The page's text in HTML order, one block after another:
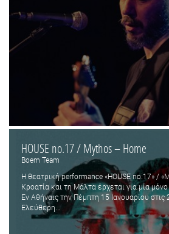
HOUSE no.17 / Mythos – Home
Boem Team
Η θεατρική performance «HOUSE no.17» /
Κροατία και τη Μάλτα έρχεται για μία
Εν Αθήναις την Πέμπτη 15 Ιανουαρίου στις
Ελεύθερη...